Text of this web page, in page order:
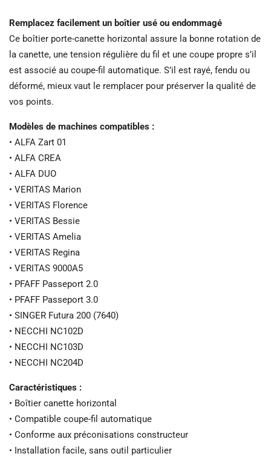
Remplacez facilement un boîtier usé ou endommagé
Ce boîtier porte-canette horizontal assure la bonne rotation de
la canette, une tension régulière du fil et une coupe propre s’il
est associé au coupe-fil automatique. S’il est rayé, fendu ou
déformé, mieux vaut le remplacer pour préserver la qualité de
vos points.
Modèles de machines compatibles :
• ALFA Zart 01
• ALFA CREA
• ALFA DUO
• VERITAS Marion
• VERITAS Florence
• VERITAS Bessie
• VERITAS Amelia
• VERITAS Regina
• VERITAS 9000A5
• PFAFF Passeport 2.0
• PFAFF Passeport 3.0
• SINGER Futura 200 (7640)
• NECCHI NC102D
• NECCHI NC103D
• NECCHI NC204D
Caractéristiques :
• Boîtier canette horizontal
• Compatible coupe-fil automatique
• Conforme aux préconisations constructeur
• Installation facile, sans outil particulier